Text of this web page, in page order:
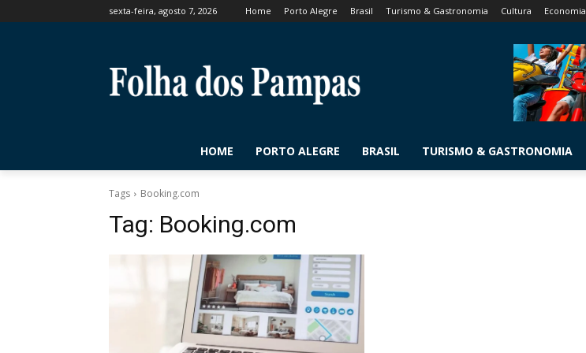
sexta-feira, agosto 7, 2026 Home Porto Alegre Brasil Turismo & Gastronomia Cultura Economia
HOME PORTO ALEGRE BRASIL TURISMO & GASTRONOMIA
Tags Booking.com
Tag: Booking.com